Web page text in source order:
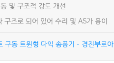
및 구조적 강도 개선
구조로 되어 있어 수리 및 AS가 용이
구동 트윈형 다익 송풍기 – 경진부로아